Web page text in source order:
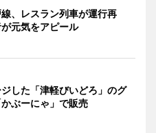
、レスラン列車が運行再
元気をアピール
した「津軽びいどろ」のグ
ぶーにゃ」で販売